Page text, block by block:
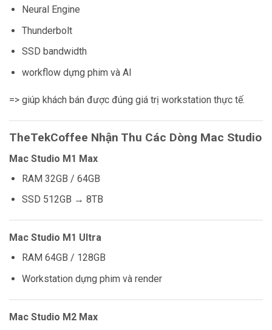
Neural Engine
Thunderbolt
SSD bandwidth
workflow dựng phim và AI
=> giúp khách bán được đúng giá trị workstation thực tế.
TheTekCoffee Nhận Thu Các Dòng Mac Studio
Mac Studio M1 Max
RAM 32GB / 64GB
SSD 512GB → 8TB
Mac Studio M1 Ultra
RAM 64GB / 128GB
Workstation dựng phim và render
Mac Studio M2 Max